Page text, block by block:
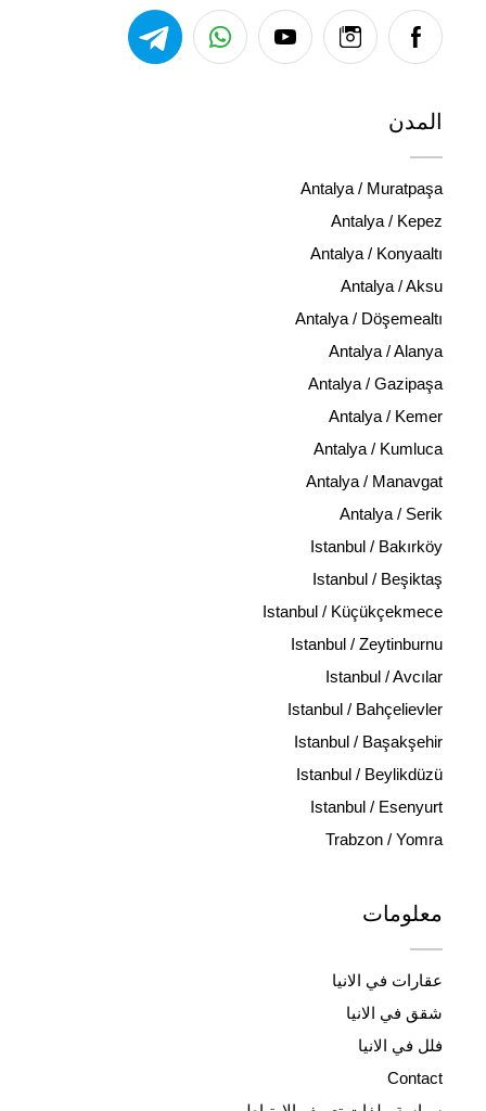
المدن
Antalya / Muratpaşa
Antalya / Kepez
Antalya / Konyaaltı
Antalya / Aksu
Antalya / Döşemealtı
Antalya / Alanya
Antalya / Gazipaşa
Antalya / Kemer
Antalya / Kumluca
Antalya / Manavgat
Antalya / Serik
Istanbul / Bakırköy
Istanbul / Beşiktaş
Istanbul / Küçükçekmece
Istanbul / Zeytinburnu
Istanbul / Avcılar
Istanbul / Bahçelievler
Istanbul / Başakşehir
Istanbul / Beylikdüzü
Istanbul / Esenyurt
Trabzon / Yomra
معلومات
عقارات في الانيا
شقق في الانيا
فلل في الانيا
Contact